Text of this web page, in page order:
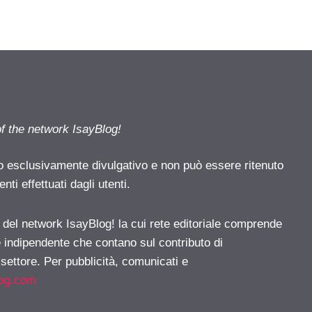
the network IsayBlog!
esclusivamente divulgativo e non può essere ritenuto
effettuati dagli utenti.
del network IsayBlog! la cui rete editoriale comprende
che contano sul contributo di
Per pubblicità, comunicati e